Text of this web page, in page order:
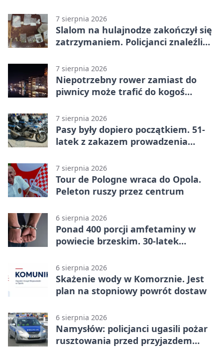
7 sierpnia 2026
Slalom na hulajnodze zakończył się
zatrzymaniem. Policjanci znaleźli
7 sierpnia 2026
Niepotrzebny rower zamiast do
piwnicy może trafić do kogoś
7 sierpnia 2026
Pasy były dopiero początkiem. 51-
latek z zakazem prowadzenia
7 sierpnia 2026
Tour de Pologne wraca do Opola.
Peleton ruszy przez centrum
6 sierpnia 2026
Ponad 400 porcji amfetaminy w
powiecie brzeskim. 30-latek
6 sierpnia 2026
Skażenie wody w Komorznie. Jest
plan na stopniowy powrót dostaw
6 sierpnia 2026
Namysłów: policjanci ugasili pożar
rusztowania przed przyjazdem